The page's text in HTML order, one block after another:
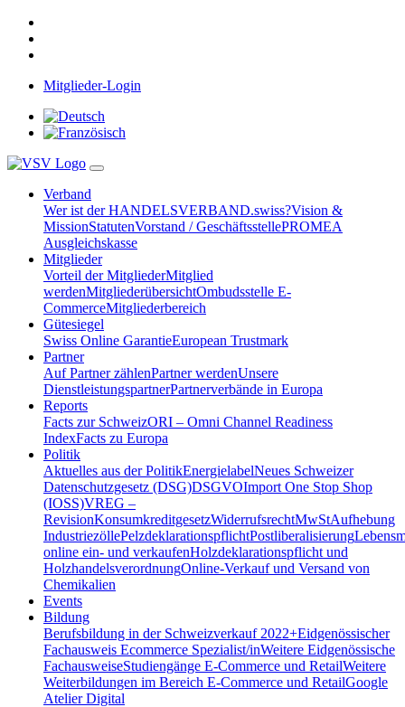
Mitglieder-Login
Verband
Wer ist der HANDELSVERBAND.swiss?Vision &
MissionStatutenVorstand / GeschäftsstellePROMEA
Ausgleichskasse
Mitglieder
Vorteil der MitgliederMitglied
werdenMitgliederübersichtOmbudsstelle E-
CommerceMitgliederbereich
Gütesiegel
Swiss Online GarantieEuropean Trustmark
Partner
Auf Partner zählenPartner werdenUnsere
DienstleistungspartnerPartnerverbände in Europa
Reports
Facts zur SchweizORI – Omni Channel Readiness
IndexFacts zu Europa
Politik
Aktuelles aus der PolitikEnergielabelNeues Schweizer
Datenschutzgesetz (DSG)DSGVOImport One Stop Shop
(IOSS)VREG –
RevisionKonsumkreditgesetzWiderrufsrechtMwStAufhebung
IndustriezöllePelzdeklarationspflichtPostliberalisierung
online ein- und verkaufenHolzdeklarationspflicht und
HolzhandelsverordnungOnline-Verkauf und Versand von
Chemikalien
Events
Bildung
Berufsbildung in der Schweizverkauf 2022+Eidgenössischer
Fachausweis Ecommerce Spezialist/inWeitere Eidgenössische
FachausweiseStudiengänge E-Commerce und RetailWeitere
Weiterbildungen im Bereich E-Commerce und RetailGoogle
Atelier Digital